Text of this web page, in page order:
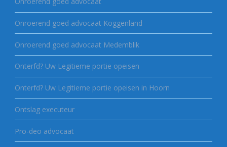
Onroerend goed advocaat Koggenland
Onroerend goed advocaat Medemblik
Onterfd? Uw Legitieme portie opeisen
Onterfd? Uw Legitieme portie opeisen in Hoorn
Ontslag executeur
Pro-deo advocaat